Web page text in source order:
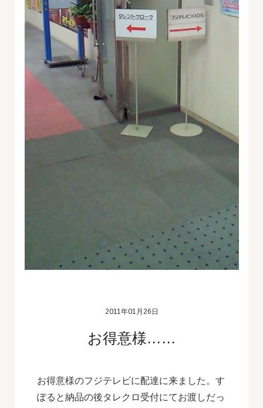
2011年01月26日
お得意様……
お得意様のフジテレビに配達に来ました。す
ぽると納品の後タレクロ受付にてお渡しだっ